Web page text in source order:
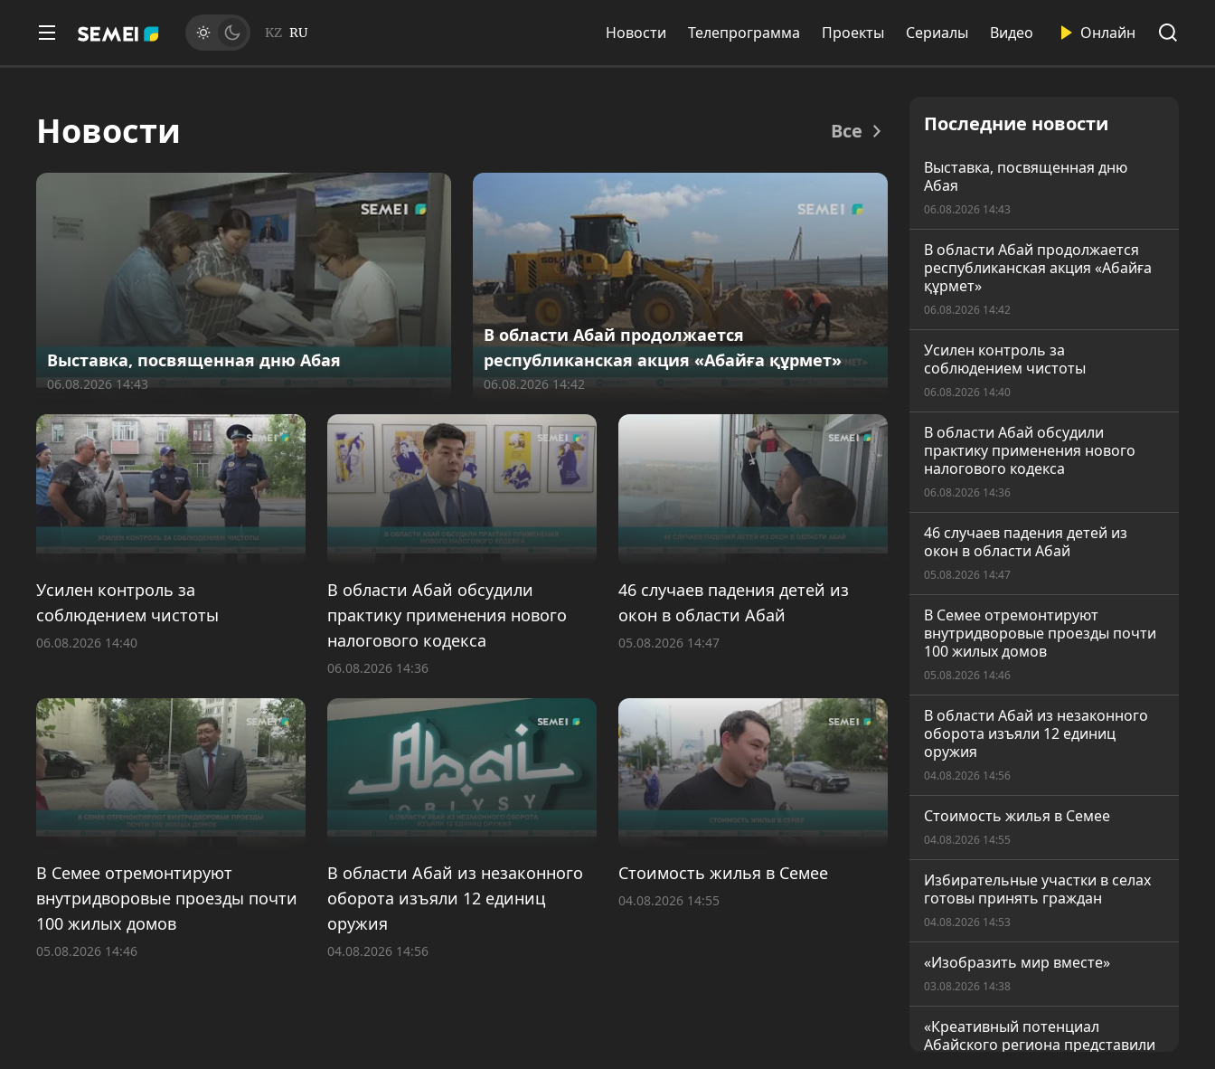
KZ RU Новости Телепрограмма Проекты Сериалы Видео Онлайн
Новости Все
Выставка, посвященная дню Абая
06.08.2026 14:43
В области Абай продолжается
республиканская акция «Абайға құрмет»
06.08.2026 14:42
Усилен контроль за
соблюдением чистоты
06.08.2026 14:40
В области Абай обсудили
практику применения нового
налогового кодекса
06.08.2026 14:36
46 случаев падения детей из
окон в области Абай
05.08.2026 14:47
В Семее отремонтируют
внутридворовые проезды почти
100 жилых домов
05.08.2026 14:46
В области Абай из незаконного
оборота изъяли 12 единиц
оружия
04.08.2026 14:56
Стоимость жилья в Семее
04.08.2026 14:55
Последние новости
Выставка, посвященная дню
Абая
06.08.2026 14:43
В области Абай продолжается
республиканская акция «Абайға
құрмет»
06.08.2026 14:42
Усилен контроль за
соблюдением чистоты
06.08.2026 14:40
В области Абай обсудили
практику применения нового
налогового кодекса
06.08.2026 14:36
46 случаев падения детей из
окон в области Абай
05.08.2026 14:47
В Семее отремонтируют
внутридворовые проезды почти
100 жилых домов
05.08.2026 14:46
В области Абай из незаконного
оборота изъяли 12 единиц
оружия
04.08.2026 14:56
Стоимость жилья в Семее
04.08.2026 14:55
Избирательные участки в селах
готовы принять граждан
04.08.2026 14:53
«Изобразить мир вместе»
03.08.2026 14:38
«Креативный потенциал
Абайского региона представили